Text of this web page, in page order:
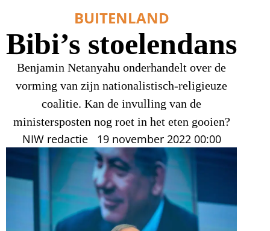
BUITENLAND
Bibi’s stoelendans
Benjamin Netanyahu onderhandelt over de
vorming van zijn nationalistisch-religieuze
coalitie. Kan de invulling van de
ministersposten nog roet in het eten gooien?
NIW redactie 19 november 2022 00:00